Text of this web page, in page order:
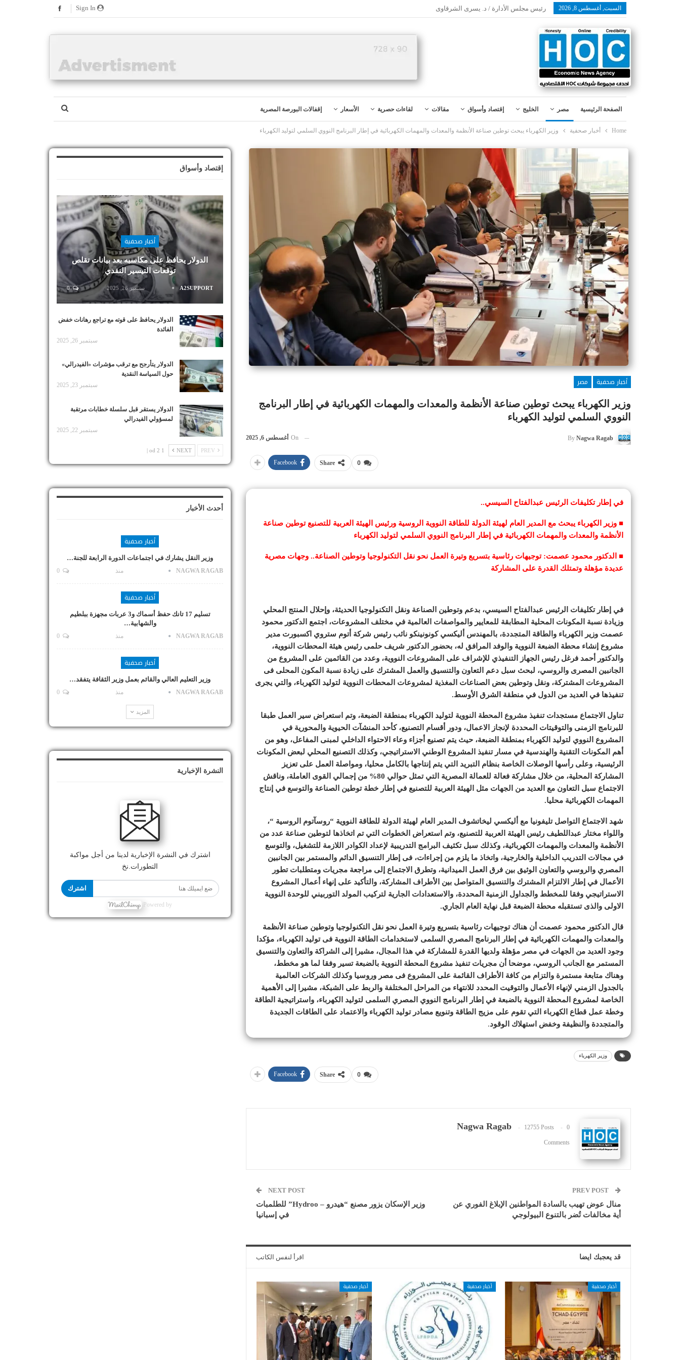
السبت, أغسطس 8, 2026 رئيس مجلس الأدارة / د. يسرى الشرقاوى
الصفحة الرئيسية مصر الخليج إقتصاد وأسواق مقالات لقاءات حصرية الأسعار إقفالات البورصة المصرية
Home أخبار صحفية وزير الكهرباء يبحث توطين صناعة الأنظمة والمعدات والمهمات الكهربائية في إطار البرنامج النووي السلمي لتوليد الكهرباء
أخبار صحفية
مصر
وزير الكهرباء يبحث توطين صناعة الأنظمة والمعدات والمهمات الكهربائية في إطار البرنامج
النووي السلمي لتوليد الكهرباء
By Nagwa Ragab
On أغسطس 6, 2025
0
Share
Facebook
في إطار تكليفات الرئيس عبدالفتاح السيسي..
■ وزير الكهرباء يبحث مع المدير العام لهيئة الدولة للطاقة النووية الروسية ورئيس الهيئة العربية للتصنيع توطين صناعة
الأنظمة والمعدات والمهمات الكهربائية في إطار البرنامج النووي السلمي لتوليد الكهرباء
■ الدكتور محمود عصمت: توجيهات رئاسية بتسريع وتيرة العمل نحو نقل التكنولوجيا وتوطين الصناعة.. وجهات مصرية
عديدة مؤهلة وتمتلك القدرة على المشاركة
في إطار تكليفات الرئيس عبدالفتاح السيسي، بدعم وتوطين الصناعة ونقل التكنولوجيا الحديثة، وإحلال المنتج المحلي
وزيادة نسبة المكونات المحلية المطابقة للمعايير والمواصفات العالمية في مختلف المشروعات، اجتمع الدكتور محمود
عصمت وزير الكهرباء والطاقة المتجددة، بالمهندس أليكسي كونونينكو نائب رئيس شركة أتوم ستروي اكسبورت مدير
مشروع إنشاء محطة الضبعة النووية والوفد المرافق له، بحضور الدكتور شريف حلمى رئيس هيئة المحطات النووية،
والدكتور أحمد فرغل رئيس الجهاز التنفيذي للإشراف على المشروعات النووية، وعدد من القائمين على المشروع من
الجانبين المصرى والروسي، لبحث سبل دعم التعاون والتنسيق والعمل المشترك على زيادة نسبة المكون المحلى فى
المشروعات المشتركة، ونقل وتوطين بعض الصناعات المغذية لمشروعات المحطات النووية لتوليد الكهرباء، والتي يجرى
تنفيذها في العديد من الدول في منطقة الشرق الأوسط.
تناول الاجتماع مستجدات تنفيذ مشروع المحطة النووية لتوليد الكهرباء بمنطقة الضبعة، وتم استعراض سير العمل طبقا
للبرنامج الزمنى والتوقيتات المحددة لإنجاز الاعمال، ودور أقسام التصنيع، كأحد المنشآت الحيوية والمحورية في
المشروع النووي لتوليد الكهرباء بمنطقة الضبعة، حيث يتم تصنيع أجزاء وعاء الاحتواء الداخلي لمبنى المفاعل، وهو من
أهم المكونات التقنية والهندسية في مسار تنفيذ المشروع الوطني الاستراتيجي، وكذلك التصنيع المحلي لبعض المكونات
الرئيسية، وعلى رأسها الوصلات الخاصة بنظام التبريد التي يتم إنتاجها بالكامل محليا، ومواصلة العمل على تعزيز
المشاركة المحلية، من خلال مشاركة فعالة للعمالة المصرية التي تمثل حوالي 80% من إجمالي القوى العاملة، وناقش
الاجتماع سبل التعاون مع العديد من الجهات مثل الهيئة العربية للتصنيع في إطار خطة توطين الصناعة والتوسع في إنتاج
المهمات الكهربائية محليا.
شهد الاجتماع التواصل تليفونيا مع أليكسي ليخاتشوف المدير العام لهيئة الدولة للطاقة النووية “روسآتوم الروسية “،
واللواء مختار عبداللطيف رئيس الهيئة العربية للتصنيع، وتم استعراض الخطوات التي تم اتخاذها لتوطين صناعة عدد من
الأنظمة والمعدات والمهمات الكهربائية، وكذلك سبل تكثيف البرامج التدريبية لإعداد الكوادر اللازمة للتشغيل، والتوسع
في مجالات التدريب الداخلية والخارجية، واتخاذ ما يلزم من إجراءات، فى إطار التنسيق الدائم والمستمر بين الجانبين
المصري والروسي والتعاون الوثيق بين فرق العمل الميدانية، وتطرق الاجتماع إلى مراجعة مجريات ومتطلبات تطور
الأعمال في إطار الالتزام المشترك والتنسيق المتواصل بين الأطراف المشاركة، والتأكيد على إنهاء أعمال المشروع
الاستراتيجي وفقا للمخطط والجداول الزمنية المحددة، والاستعدادات الجارية لتركيب المولد التوربيني للوحدة النووية
الاولى والذى تستقبله محطة الضبعة قبل نهاية العام الجاري.
قال الدكتور محمود عصمت أن هناك توجيهات رئاسية بتسريع وتيرة العمل نحو نقل التكنولوجيا وتوطين صناعة الأنظمة
والمعدات والمهمات الكهربائية في إطار البرنامج المصري السلمى لاستخدامات الطاقة النووية فى توليد الكهرباء، مؤكدا
وجود العديد من الجهات في مصر مؤهلة ولديها القدرة للمشاركة في هذا المجال، مشيرا إلى الشراكة والتعاون والتنسيق
المستمر مع الجانب الروسي، موضحا أن مجريات تنفيذ مشروع المحطة النووية بالضبعة تسير وفقا لما هو مخطط،
وهناك متابعة مستمرة والتزام من كافة الأطراف القائمة على المشروع فى مصر وروسيا وكذلك الشركات العالمية
بالجدول الزمني لإنهاء الأعمال والتوقيت المحدد للانتهاء من المراحل المختلفة والربط على الشبكة، مشيرا إلى الأهمية
الخاصة لمشروع المحطة النووية بالضبعة في إطار البرنامج النووي المصري السلمى لتوليد الكهرباء، واستراتيجية الطاقة
وخطة عمل قطاع الكهرباء التي تقوم على مزيج الطاقة وتنويع مصادر توليد الكهرباء والاعتماد على الطاقات الجديدة
والمتجددة والنظيفة وخفض استهلاك الوقود.
وزير الكهرباء
0
Share
Facebook
Nagwa Ragab 12755 Posts 0
Comments
منال عوض تهيب بالسادة المواطنين الإبلاغ الفوري عن
أية مخالفات تُضر بالتنوع البيولوجي
NEXT POST
وزير الإسكان يزور مصنع “هيدرو – Hydroo” للطلمبات
في إسبانيا
قد يعجبك ايضا اقرأ لنفس الكاتب
أخبار صحفية أخبار صحفية أخبار صحفية
إقتصاد وأسواق
أخبار صحفية
الدولار يحافظ على مكاسبه بعد بيانات تقلص
توقعات التيسير النقدي
A2SUPPORT سبتمبر 26, 2025 0
الدولار يحافظ على قوته مع تراجع رهانات خفض
الفائدة
سبتمبر 26, 2025
الدولار يتأرجح مع ترقب مؤشرات «الفيدرالي»
حول السياسة النقدية
سبتمبر 23, 2025
الدولار يستقر قبل سلسلة خطابات مرتقبة
لمسؤولي الفيدرالي
سبتمبر 22, 2025
NEXT
1 od 2 |
أحدث الأخبار
أخبار صحفية
وزير النقل يشارك في اجتماعات الدورة الرابعة للجنة…
NAGWA RAGAB منذ
أخبار صحفية
تسليم 17 تانك حفظ أسماك و3 عربات مجهزة ببلطيم
والشهابية…
NAGWA RAGAB منذ
أخبار صحفية
وزير التعليم العالي والقائم بعمل وزير الثقافة يتفقد…
NAGWA RAGAB منذ
المزيد
النشرة الإخبارية
اشترك في النشرة الإخبارية لدينا من أجل مواكبة
التطورات.نخ
اشترك
Powered by